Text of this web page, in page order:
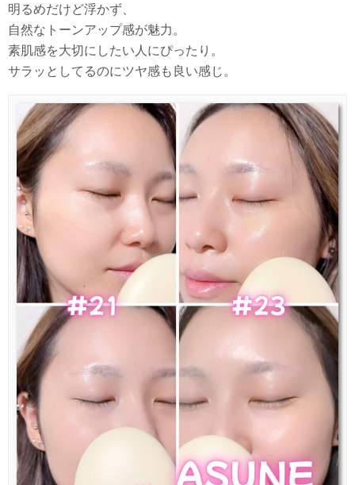
明るめだけど浮かず、
自然なトーンアップ感が魅力。
素肌感を大切にしたい人にぴったり。
サラッとしてるのにツヤ感も良い感じ。